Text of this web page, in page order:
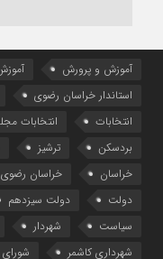
آموزش و پرورش
استاندار خراسان رضوی
انتخابات
انتخابات
بردسکن
ترشیز
خراسان
خراسان رضوی
دولت
دولت سیزدهم
سیاست
شهردار
شهرداری کاشمر